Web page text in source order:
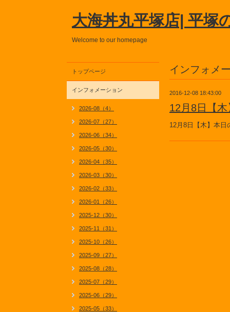
大海丼丸平塚店| 平塚
Welcome to our homepage
インフォメ
2016-12-08 18:43:00
12月8日【
12月8日【木】本日
トップページ
インフォメーション
2026-08（4）
2026-07（27）
2026-06（34）
2026-05（30）
2026-04（35）
2026-03（30）
2026-02（33）
2026-01（26）
2025-12（30）
2025-11（31）
2025-10（26）
2025-09（27）
2025-08（28）
2025-07（29）
2025-06（29）
2025-05（33）